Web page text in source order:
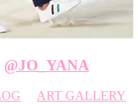
@JO_YANA
ART GALLERY